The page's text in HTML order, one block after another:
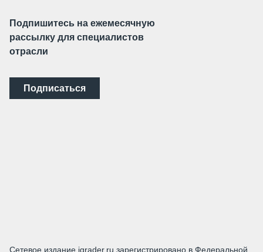
Подпишитесь на ежемесячную
рассылку для специалистов
отрасли
Подписаться
Сетевое издание igrader.ru зарегистрировано в Федеральной